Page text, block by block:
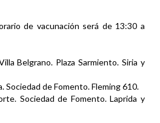
de vacunación será de 13:30 a
Belgrano. Plaza Sarmiento. Siria y
Sociedad de Fomento. Fleming 610.
Sociedad de Fomento. Laprida y